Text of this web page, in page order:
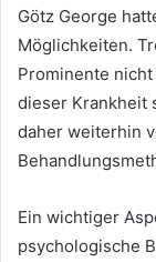
Götz George
Möglichkeiten.
Prominente
dieser Krankheit
daher weiterhin
Ein wichtiger
psychologische